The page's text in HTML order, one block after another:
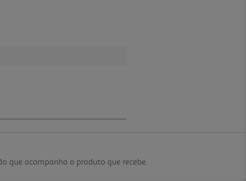
que acompanha o produto que recebe.